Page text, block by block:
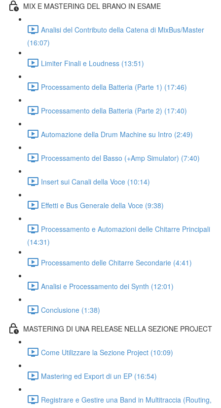
MIX E MASTERING DEL BRANO IN ESAME
Analisi del Contributo della Catena di MixBus/Master
(16:07)
Limiter Finali e Loudness (13:51)
Processamento della Batteria (Parte 1) (17:46)
Processamento della Batteria (Parte 2) (17:40)
Automazione della Drum Machine su Intro (2:49)
Processamento del Basso (+Amp Simulator) (7:40)
Insert sui Canali della Voce (10:14)
Effetti e Bus Generale della Voce (9:38)
Processamento e Automazioni delle Chitarre Principali
(14:31)
Processamento delle Chitarre Secondarie (4:41)
Analisi e Processamento dei Synth (12:01)
Conclusione (1:38)
MASTERING DI UNA RELEASE NELLA SEZIONE PROJECT
Come Utilizzare la Sezione Project (10:09)
Mastering ed Export di un EP (16:54)
Registrare e Gestire una Band in Multitraccia (Routing,